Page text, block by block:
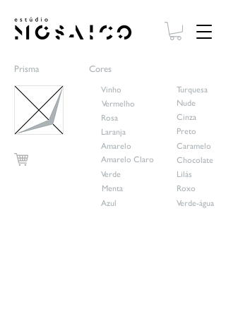
Prisma Cores
Vermelho
Rosa
Laranja
Amarelo
Amarelo Claro
Verde
Menta
Vinho
Azul
Turquesa
Nude
Cinza
Preto
Caramelo
Chocolate
Lilás
Roxo
Verde-água